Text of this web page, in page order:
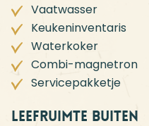
Vaatwasser
Keukeninventaris
Waterkoker
Combi-magnetron
Servicepakketje
Leefruimte buiten